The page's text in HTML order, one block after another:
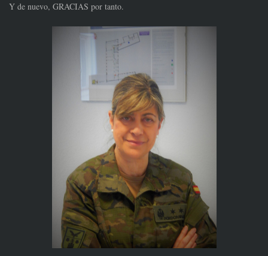
Y de nuevo, GRACIAS por tanto.